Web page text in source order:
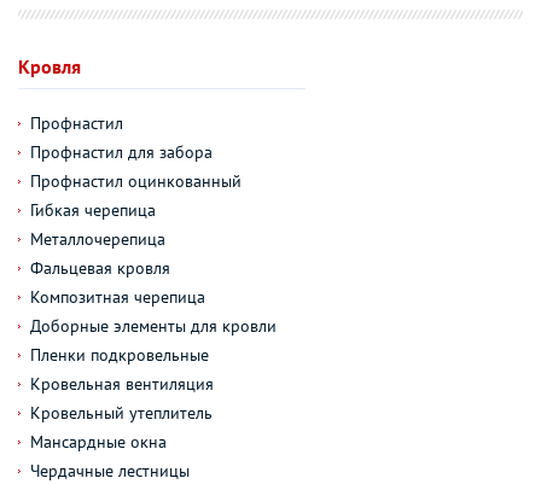
Кровля
Профнастил
Профнастил для забора
Профнастил оцинкованный
Гибкая черепица
Металлочерепица
Фальцевая кровля
Композитная черепица
Доборные элементы для кровли
Пленки подкровельные
Кровельная вентиляция
Кровельный утеплитель
Мансардные окна
Чердачные лестницы